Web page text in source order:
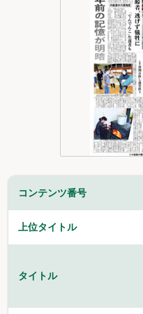
Foreign Laguage
コンテンツ番号
上位タイトル
タイトル